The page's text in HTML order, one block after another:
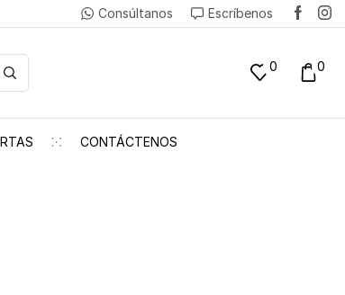
Consúltanos Escríbenos
0 0
CONTÁCTENOS